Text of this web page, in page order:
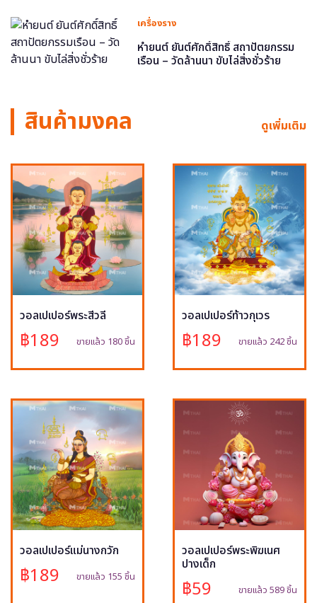
เครื่องราง
หำยนต์ ยันต์ศักดิ์สิทธิ์ สถาปัตยกรรม
เรือน – วัดล้านนา ขับไล่สิ่งชั่วร้าย
สินค้ามงคล ดูเพิ่มเติม
วอลเปเปอร์พระสีวลี
฿189 ขายแล้ว 180 ชิ้น
วอลเปเปอร์ท้าวกุเวร
฿189 ขายแล้ว 242 ชิ้น
วอลเปเปอร์แม่นางกวัก
฿189 ขายแล้ว 155 ชิ้น
วอลเปเปอร์พระพิฆเนศ
ปางเด็ก
฿59 ขายแล้ว 589 ชิ้น